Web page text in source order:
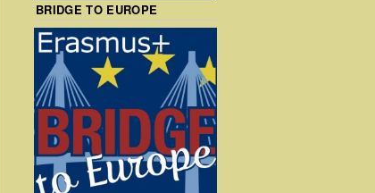
BRIDGE TO EUROPE